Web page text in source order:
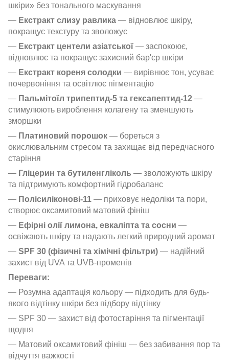
шкіри» без тонального маскування
— Екстракт слизу равлика — відновлює шкіру,
покращує текстуру та зволожує
— Екстракт центели азіатської — заспокоює,
відновлює та покращує захисний бар'єр шкіри
— Екстракт кореня солодки — вирівнює тон, усуває
почервоніння та освітлює пігментацію
— Пальмітоїл трипептид-5 та гексапептид-12 —
стимулюють вироблення колагену та зменшують
зморшки
— Платиновий порошок — бореться з
окислювальним стресом та захищає від передчасного
старіння
— Гліцерин та бутиленгліколь — зволожують шкіру
та підтримують комфортний гідробаланс
— Полісиліконові-11 — приховує недоліки та пори,
створює оксамитовий матовий фініш
— Ефірні олії лимона, евкаліпта та сосни —
освіжають шкіру та надають легкий природний аромат
— SPF 30 (фізичні та хімічні фільтри) — надійний
захист від UVA та UVB-променів
Переваги:
— Розумна адаптація кольору — підходить для будь-
якого відтінку шкіри без підбору відтінку
— SPF 30 — захист від фотостаріння та пігментації
щодня
— Матовий оксамитовий фініш — без забивання пор та
відчуття важкості